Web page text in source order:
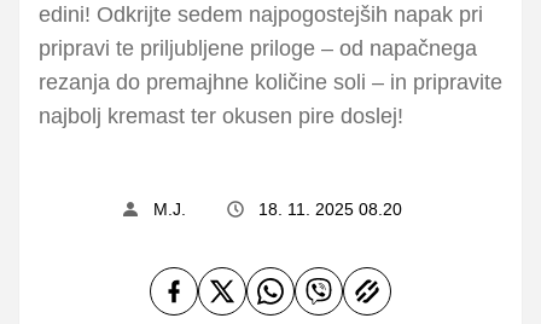
edini! Odkrijte sedem najpogostejših napak pri
pripravi te priljubljene priloge – od napačnega
rezanja do premajhne količine soli – in pripravite
najbolj kremast ter okusen pire doslej!
M.J. 18. 11. 2025 08.20